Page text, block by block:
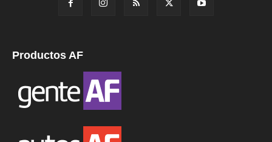
Productos AF